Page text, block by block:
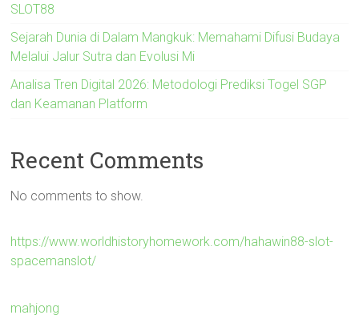
SLOT88
Sejarah Dunia di Dalam Mangkuk: Memahami Difusi Budaya
Melalui Jalur Sutra dan Evolusi Mi
Analisa Tren Digital 2026: Metodologi Prediksi Togel SGP
dan Keamanan Platform
Recent Comments
No comments to show.
https://www.worldhistoryhomework.com/hahawin88-slot-
spacemanslot/
mahjong